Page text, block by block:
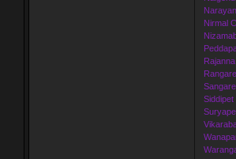
Nirmal
Siddipet